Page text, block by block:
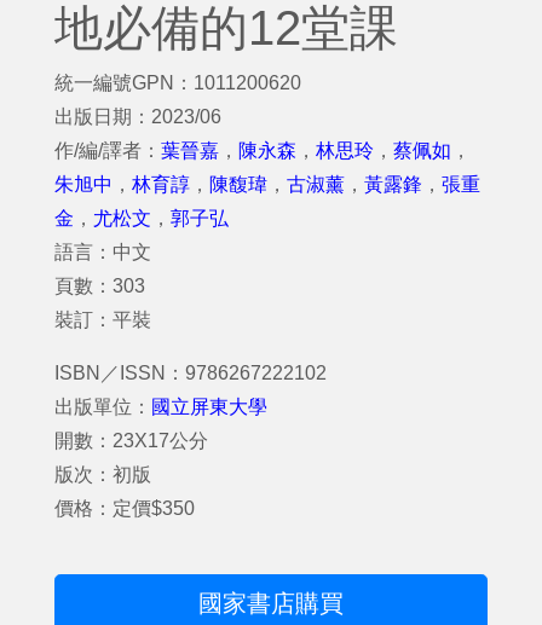
地必備的12堂課
統一編號GPN：1011200620
出版日期：2023/06
作/編/譯者： 葉晉嘉 ， 陳永森 ， 林思玲 ， 蔡佩如 ，
朱旭中 ， 林育諄 ， 陳馥瑋 ， 古淑薰 ， 黃露鋒 ， 張重
金 ， 尤松文 ， 郭子弘
語言：中文
頁數：303
裝訂：平裝
ISBN／ISSN：9786267222102
出版單位： 國立屏東大學
開數：23X17公分
版次：初版
價格：定價$350
國家書店購買